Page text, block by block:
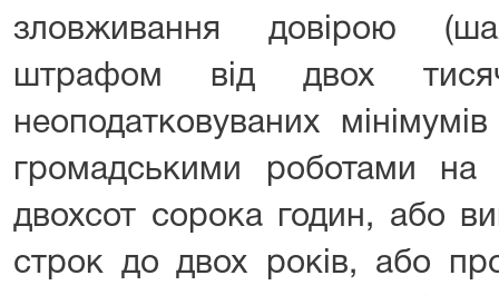
зловживання довірою
штрафом від двох
неоподатковуваних
громадськими роботами на
двохсот сорока годин, або
строк до двох років, або